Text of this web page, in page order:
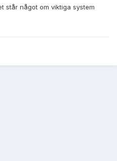
står något om viktiga system